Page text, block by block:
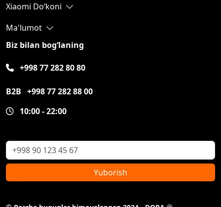
Xiaomi Do‘koni
Ma'lumot
Biz bilan bog‘laning
+998 77 282 80 80
B2B +998 77 282 88 00
10:00 - 22:00
Yuborish